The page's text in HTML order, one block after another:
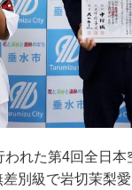
れた第4回全日本
別級で岩切茉梨